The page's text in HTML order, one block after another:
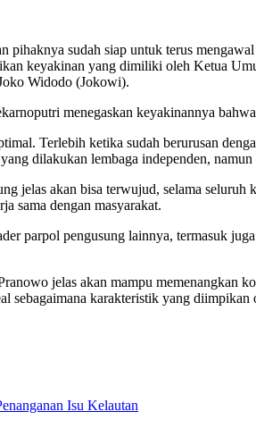
sudah siap untuk terus
keyakinan yang dimiliki oleh Ketua
Widodo (Jokowi).
menegaskan keyakinannya
Terlebih ketika sudah berurusan
dilakukan lembaga independen,
jelas akan bisa terwujud, selama
sama dengan masyarakat.
parpol pengusung lainnya, termasuk
jelas akan mampu memenangkan
karakteristik yang diimpikan
Isu Kelautan